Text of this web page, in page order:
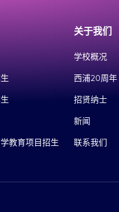
教育项目招生
关于我们
学校概况
西浦20周年
招贤纳士
新闻
联系我们